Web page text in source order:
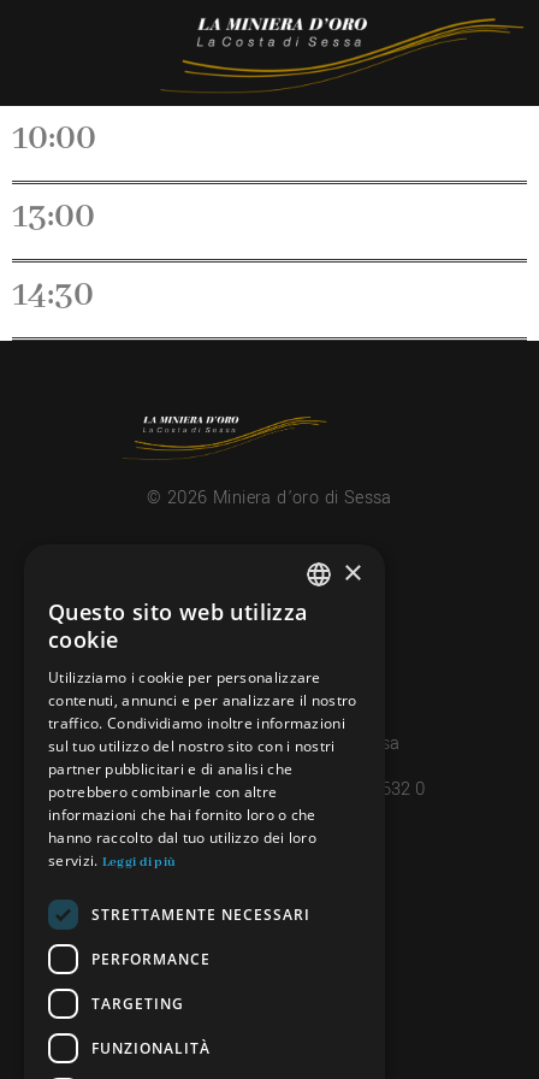
10:00
13:00
14:30
© 2026 Miniera d’oro di Sessa
CONTATTI
info@minieradoro.ch
079 127 20 80
Casella postale 7, 6997 Sessa
IBAN: CH45 8080 8004 4238 0632 0
GERMAN
ENGLISH
×
Questo sito web utilizza
cookie
Utilizziamo i cookie per personalizzare
contenuti, annunci e per analizzare il nostro
traffico. Condividiamo inoltre informazioni
sul tuo utilizzo del nostro sito con i nostri
partner pubblicitari e di analisi che
potrebbero combinarle con altre
informazioni che hai fornito loro o che
hanno raccolto dal tuo utilizzo dei loro
servizi. Leggi di più
STRETTAMENTE NECESSARI
PERFORMANCE
TARGETING
FUNZIONALITÀ